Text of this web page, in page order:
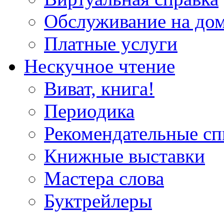
Обслуживание на
Платные услуги
Нескучное чтение
Виват, книга!
Периодика
Рекомендательные
Книжные выставки
Мастера слова
Буктрейлеры